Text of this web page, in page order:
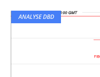
ANALYSE DBD